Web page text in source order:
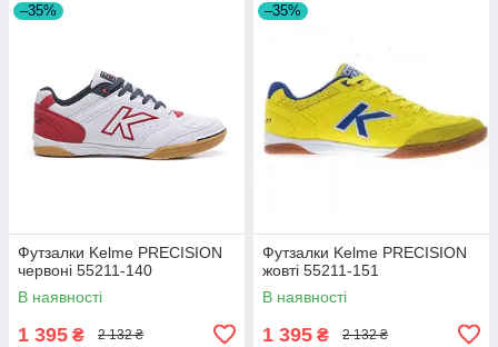
–35%
Футзалки Kelme PRECISION
червоні 55211-140
В наявності
1 395 ₴ 2 132 ₴
–35%
Футзалки Kelme PRECISION
жовті 55211-151
В наявності
1 395 ₴ 2 132 ₴